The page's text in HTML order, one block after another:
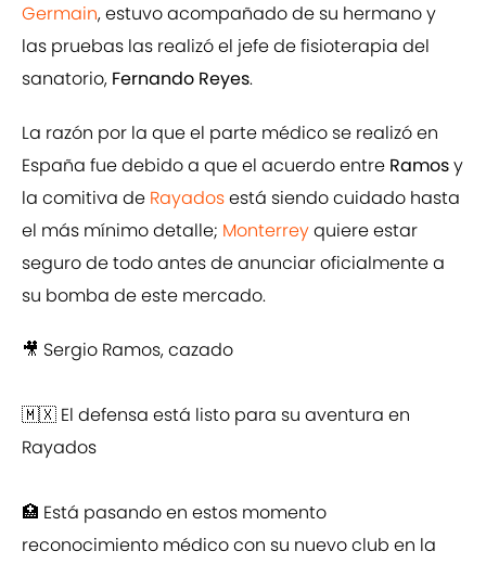
Germain, estuvo acompañado de su hermano y
las pruebas las realizó el jefe de fisioterapia del
sanatorio, Fernando Reyes.
La razón por la que el parte médico se realizó en
España fue debido a que el acuerdo entre Ramosy
la comitiva de Rayadosestá siendo cuidado hasta
el más mínimo detalle; Monterreyquiere estar
seguro de todo antes de anunciar oficialmente a
su bomba de este mercado.
🎥 Sergio Ramos, cazado
🇲🇽 El defensa está listo para su aventura en
Rayados
🏥 Está pasando en estos momento
reconocimiento médico con su nuevo club en la